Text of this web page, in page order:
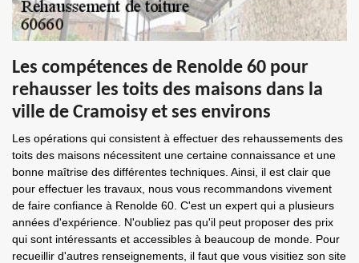
Les compétences de Renolde 60 pour
rehausser les toits des maisons dans la
ville de Cramoisy et ses environs
Les opérations qui consistent à effectuer des rehaussements des
toits des maisons nécessitent une certaine connaissance et une
bonne maîtrise des différentes techniques. Ainsi, il est clair que
pour effectuer les travaux, nous vous recommandons vivement
de faire confiance à Renolde 60. C'est un expert qui a plusieurs
années d'expérience. N'oubliez pas qu'il peut proposer des prix
qui sont intéressants et accessibles à beaucoup de monde. Pour
recueillir d'autres renseignements, il faut que vous visitiez son site